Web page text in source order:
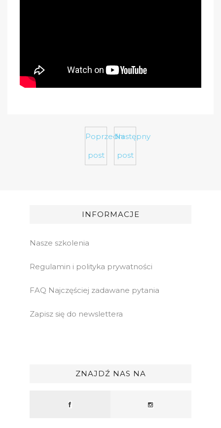
Poprzedni
post
Następny
post
INFORMACJE
Nasze szkolenia
Regulamin i polityka prywatności
FAQ Najczęściej zadawane pytania
Zapisz się do newslettera
ZNAJDŹ NAS NA